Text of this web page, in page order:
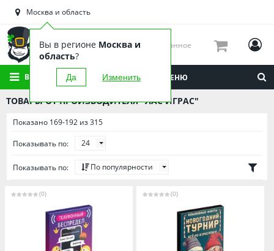
Башкортостан
Брянская область
Вологодская область
Воронежская область
Иркутская область
Кировская область
Краснодарский край
Красноярский край
Москва и область
Нижегородская область
Москва и область
Вы в регионе Москва и
область?
Да Изменить
Избранное
ВСЕ КАТЕГОРИИ МЕНЮ
ТОВАРЫ ОТ ПРОИЗВОДИТЕЛЯ "ЛАС ИГРАС"
Показано 169-192 из 315
Показывать по: 24
Показывать по: По популярности
(0) (0)